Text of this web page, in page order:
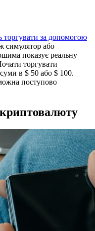
за допомогою
симулятор або
показує реальну
торгувати
в $ 50 або $ 100.
поступово